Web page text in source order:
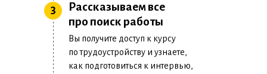
Вы получите доступ к курсу
по трудоустройству и узнаете,
как подготовиться к интервью,
Рассказываем все
про поиск работы
3